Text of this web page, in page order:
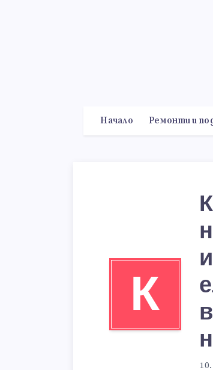
Начало Ремонти и
К